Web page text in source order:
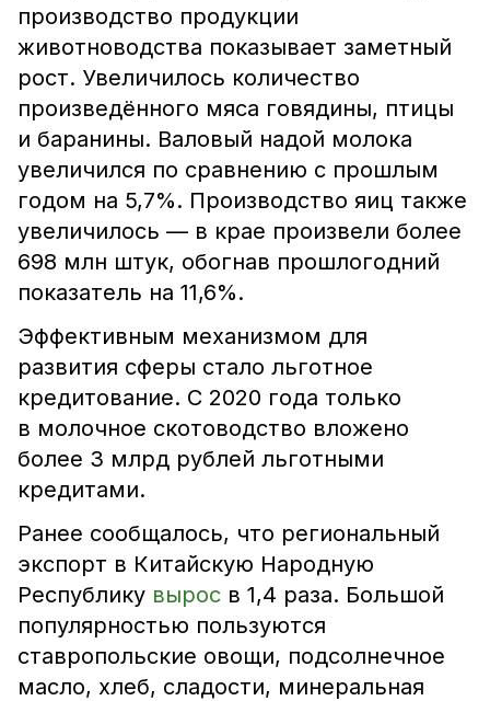
производство продукции
животноводства показывает заметный
рост. Увеличилось количество
произведённого мяса говядины, птицы
и баранины. Валовый надой молока
увеличился по сравнению с прошлым
годом на 5,7%. Производство яиц также
увеличилось — в крае произвели более
698 млн штук, обогнав прошлогодний
показатель на 11,6%.
Эффективным механизмом для
развития сферы стало льготное
кредитование. С 2020 года только
в молочное скотоводство вложено
более 3 млрд рублей льготными
кредитами.
Ранее сообщалось, что региональный
экспорт в Китайскую Народную
Республику вырос в 1,4 раза. Большой
популярностью пользуются
ставропольские овощи, подсолнечное
масло, хлеб, сладости, минеральная